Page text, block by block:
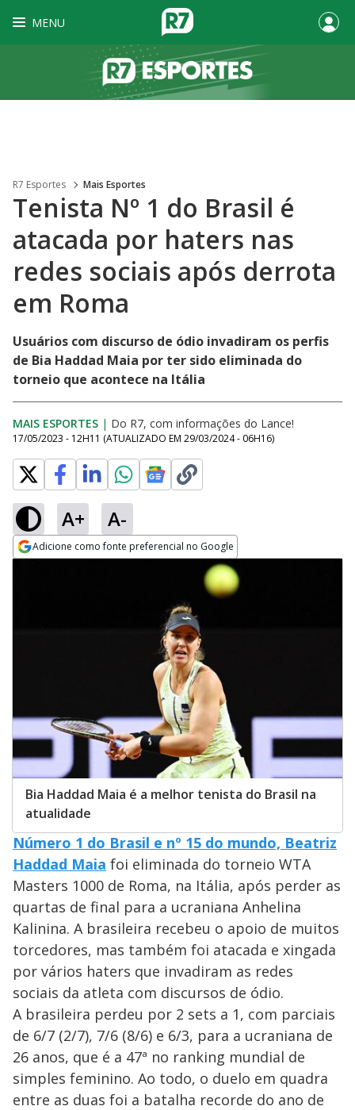
MENU
R7 Esportes Mais Esportes
Tenista Nº 1 do Brasil é
atacada por haters nas
redes sociais após derrota
em Roma
Usuários com discurso de ódio invadiram os perfis
de Bia Haddad Maia por ter sido eliminada do
torneio que acontece na Itália
MAIS ESPORTES | Do R7, com informações do Lance!
17/05/2023 - 12H11 (ATUALIZADO EM 29/03/2024 - 06H16)
A+ A-
Adicione como fonte preferencial no Google
Bia Haddad Maia é a melhor tenista do Brasil na
atualidade
Número 1 do Brasil e nº 15 do mundo, Beatriz
Haddad Maia foi eliminada do torneio WTA
Masters 1000 de Roma, na Itália, após perder as
quartas de final para a ucraniana Anhelina
Kalinina. A brasileira recebeu o apoio de muitos
torcedores, mas também foi atacada e xingada
por vários haters que invadiram as redes
sociais da atleta com discursos de ódio.
A brasileira perdeu por 2 sets a 1, com parciais
de 6/7 (2/7), 7/6 (8/6) e 6/3, para a ucraniana de
26 anos, que é a 47ª no ranking mundial de
simples feminino. Ao todo, o duelo em quadra
entre as duas foi a batalha recorde do ano de